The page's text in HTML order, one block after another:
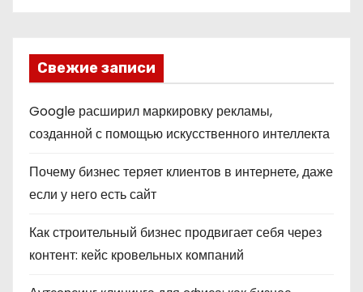
Свежие записи
Google расширил маркировку рекламы,
созданной с помощью искусственного интеллекта
Почему бизнес теряет клиентов в интернете, даже
если у него есть сайт
Как строительный бизнес продвигает себя через
контент: кейс кровельных компаний